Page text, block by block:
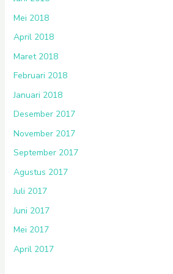
Mei 2018
April 2018
Maret 2018
Februari 2018
Januari 2018
Desember 2017
November 2017
September 2017
Agustus 2017
Juli 2017
Juni 2017
Mei 2017
April 2017